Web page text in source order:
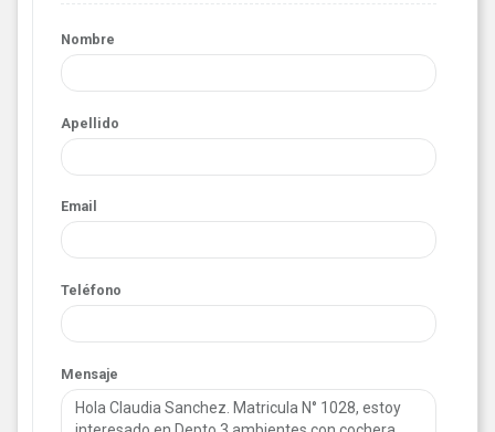
Nombre
Apellido
Email
Teléfono
Mensaje